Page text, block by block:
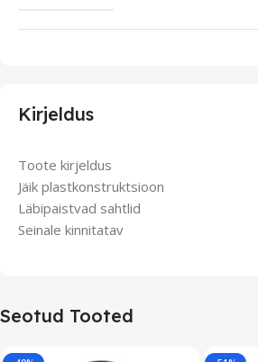
Kirjeldus
Toote kirjeldus
Jäik plastkonstruktsioon
Läbipaistvad sahtlid
Seinale kinnitatav
Seotud Tooted